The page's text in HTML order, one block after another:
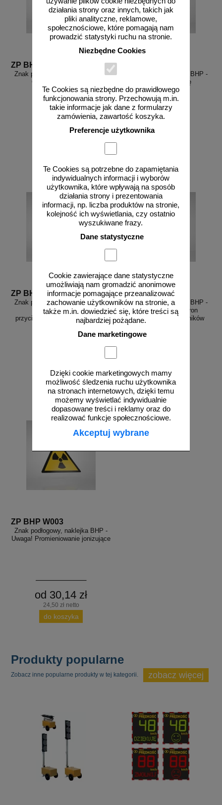
działania strony oraz innych, takich jak
pliki analityczne, reklamowe,
społecznościowe, które pomagają nam
prowadzić statystyki ruchu na stronie.
Niezbędne Cookies
Te Cookies są niezbędne do prawidłowego
funkcjonowania strony. Przechowują m.in.
takie informacje jak dane z formularzy
zamówienia, zawartość koszyka.
Preferencje użytkownika
Te Cookies są potrzebne do zapamiętania
indywidualnych informacji i wyborów
użytkownika, które wpływają na sposób
działania strony i prezentowania
informacji, np. liczba produktów na stronie,
kolejność ich wyświetlania, czy ostatnio
wyszukiwane frazy.
Dane statystyczne
Cookie zawierające dane statystyczne
umożliwiają nam gromadzić anonimowe
informacje pomagające przeanalizować
zachowanie użytkowników na stronie, a
także m.in. dowiedzieć się, które treści są
najbardziej pożądane.
Dane marketingowe
Dzięki cookie marketingowych mamy
możliwość śledzenia ruchu użytkownika
na stronach internetowych, dzięki temu
możemy wyświetlać indywidualnie
dopasowane treści i reklamy oraz do
realizować funkcje społecznościowe.
Akceptuj wybrane
ZP BHP M001
Znak podłogowy, naklejka BHP -
Ogólny znak nakazu
ZP BHP M002
Znak podłogowy, naklejka BHP -
Przeczytaj instrukcję
ZP BHP M007
Znak podłogowy, naklejka BHP -
Nakaz stosowania
przyciemnianych gogli okularów
24,50 zł netto
do koszyka
ZP BHP MU003
Znak podłogowy, naklejka BHP -
Nakaz stosowania ochron
osobistych, gogli, nauszników
24,50 zł netto
do koszyka
ZP BHP W003
Znak podłogowy, naklejka BHP -
Uwaga! Promieniowanie jonizujące
od 30,14 zł
24,50 zł netto
do koszyka
Produkty popularne
Zobacz inne popularne produkty w tej kategorii. zobacz więcej